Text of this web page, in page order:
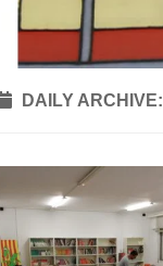
DAILY ARCHIVE: